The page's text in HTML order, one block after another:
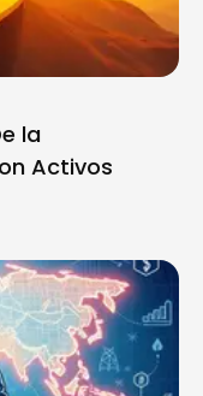
la
Activos